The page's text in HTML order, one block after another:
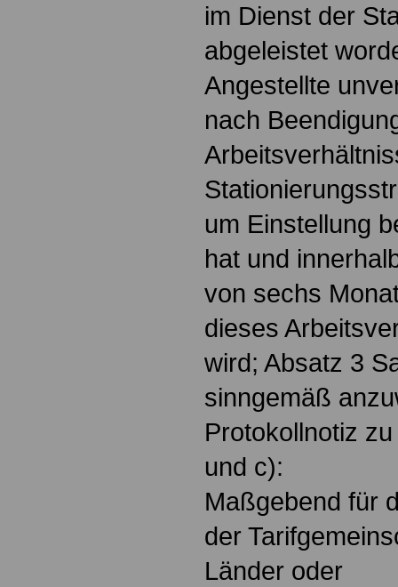
im Dienst der
abgeleistet
Angestellte
nach
um Einstellung
hat und
von sechs
dieses
wird; Absatz 3
sinngemäß
Protokollnotiz
und c):
Maßgebend für
der
Länder oder